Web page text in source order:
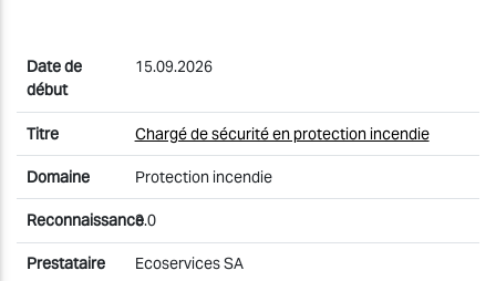
15.09.2026
Chargé de sécurité en protection incendie
Protection incendie
3.0
Ecoservices SA